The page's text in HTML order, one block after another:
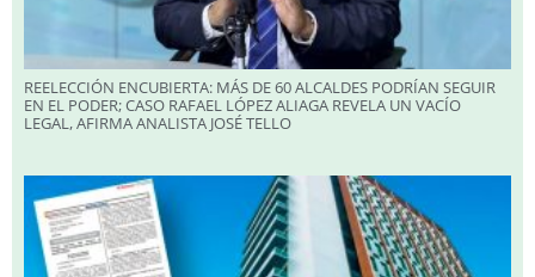
REELECCIÓN ENCUBIERTA: MÁS DE 60 ALCALDES PODRÍAN SEGUIR
EN EL PODER; CASO RAFAEL LÓPEZ ALIAGA REVELA UN VACÍO
LEGAL, AFIRMA ANALISTA JOSÉ TELLO